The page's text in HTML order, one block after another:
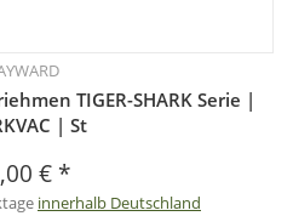
TIGER-SHARK Serie |
| St
€ *
innerhalb Deutschland